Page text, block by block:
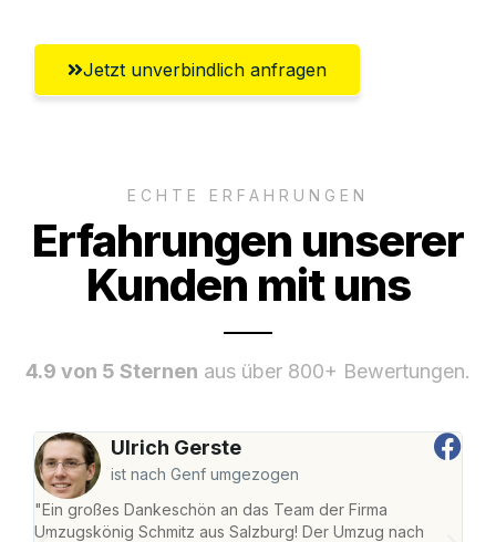
Jetzt unverbindlich anfragen
ECHTE ERFAHRUNGEN
Erfahrungen unserer
Kunden mit uns
4.9 von 5 Sternen aus über 800+ Bewertungen.
Ulrich Gerste
ist nach Genf umgezogen
"Ein großes Dankeschön an das Team der Firma
Umzugskönig Schmitz aus Salzburg! Der Umzug nach